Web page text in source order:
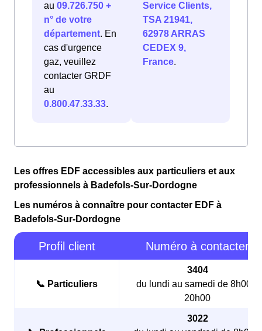
au 09.726.750 +
n° de votre
département. En
cas d'urgence
gaz, veuillez
contacter GRDF
au
0.800.47.33.33.
Service Clients,
TSA 21941,
62978 ARRAS
CEDEX 9,
France.
Les offres EDF accessibles aux particuliers et aux
professionnels à Badefols-Sur-Dordogne
Les numéros à connaître pour contacter EDF à
Badefols-Sur-Dordogne
Profil client Numéro à contacter
📞 Particuliers
3404
du lundi au samedi de 8h00 à
20h00
3022